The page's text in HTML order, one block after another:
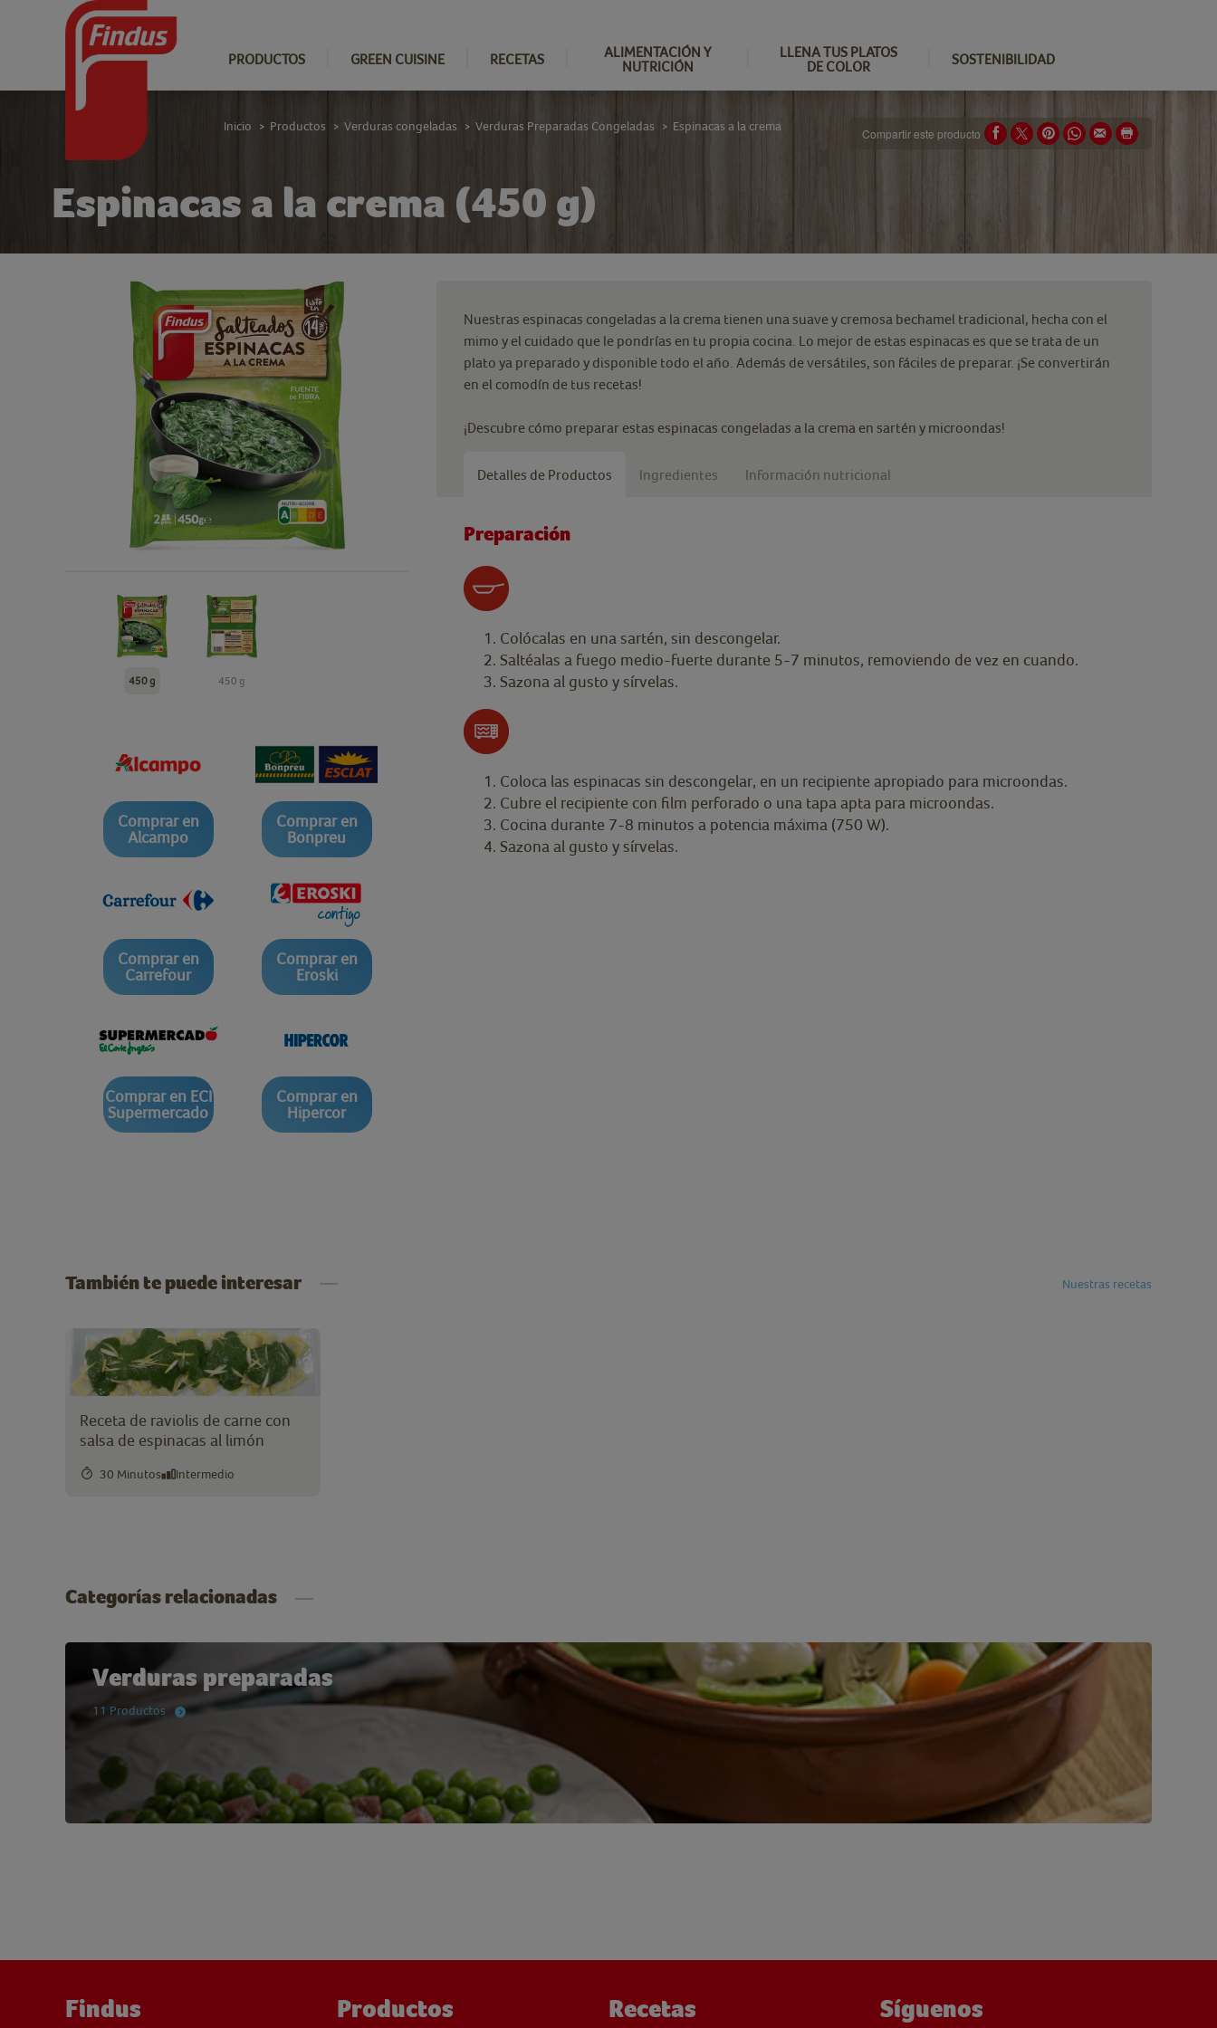
PRODUCTOS GREEN CUISINE RECETAS
ALIMENTACIÓN Y
NUTRICIÓN
LLENA TUS PLATOS
DE COLOR
SOSTENIBILIDAD
Espinacas a la crema (450 g)
Inicio > Productos > Verduras congeladas > Verduras Preparadas Congeladas > Espinacas a la crema Compartir este producto
450 g 450 g
Comprar en
Alcampo
Comprar en
Bonpreu
Comprar en
Carrefour
Comprar en
Eroski
Comprar en ECI
Supermercado
Comprar en
Hipercor
Nuestras espinacas congeladas a la crema tienen una suave y cremosa bechamel tradicional, hecha con el
mimo y el cuidado que le pondrías en tu propia cocina. Lo mejor de estas espinacas es que se trata de un
plato ya preparado y disponible todo el año. Además de versátiles, son fáciles de preparar. ¡Se convertirán
en el comodín de tus recetas!
¡Descubre cómo preparar estas espinacas congeladas a la crema en sartén y microondas!
Detalles de Productos Ingredientes Información nutricional
Preparación
Colócalas en una sartén, sin descongelar.
Saltéalas a fuego medio-fuerte durante 5-7 minutos, removiendo de vez en cuando.
Sazona al gusto y sírvelas.
Coloca las espinacas sin descongelar, en un recipiente apropiado para microondas.
Cubre el recipiente con film perforado o una tapa apta para microondas.
Cocina durante 7-8 minutos a potencia máxima (750 W).
Sazona al gusto y sírvelas.
También te puede interesar Nuestras recetas
Receta de raviolis de carne con
salsa de espinacas al limón
30 Minutos Intermedio
Categorías relacionadas
Verduras preparadas
11 Productos
Findus Productos Recetas Síguenos